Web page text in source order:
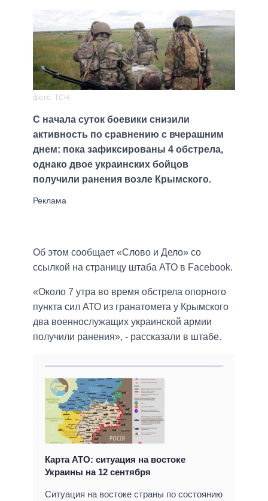
фото: ТСН
С начала суток боевики снизили
активность по сравнению с вчерашним
днем: пока зафиксированы 4 обстрела,
однако двое украинских бойцов
получили ранения возле Крымского.
Об этом сообщает «Слово и Дело» со
ссылкой на страницу штаба АТО в Facebook.
«Около 7 утра во время обстрела опорного
пункта сил АТО из гранатомета у Крымского
два военнослужащих украинской армии
получили ранения», - рассказали в штабе.
Карта АТО: ситуация на востоке
Украины на 12 сентября
Ситуация на востоке страны по состоянию